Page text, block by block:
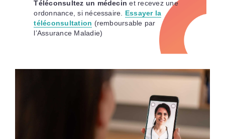
Téléconsultez un médecin et recevez une
ordonnance, si nécessaire. Essayer la
téléconsultation (remboursable par
l’Assurance Maladie)